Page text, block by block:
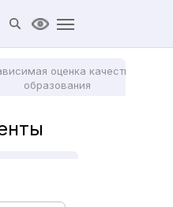
Открыть поиск
Версия для
оценка качества
образования